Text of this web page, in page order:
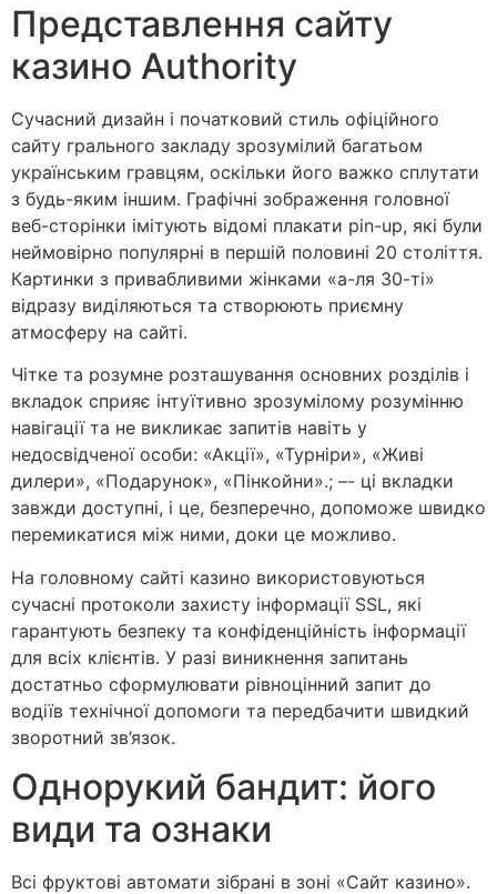
Представлення сайту
казино Authority
Сучасний дизайн і початковий стиль офіційного
сайту грального закладу зрозумілий багатьом
українським гравцям, оскільки його важко сплутати
з будь-яким іншим. Графічні зображення головної
веб-сторінки імітують відомі плакати pin-up, які були
неймовірно популярні в першій половині 20 століття.
Картинки з привабливими жінками «а-ля 30-ті»
відразу виділяються та створюють приємну
атмосферу на сайті.
Чітке та розумне розташування основних розділів і
вкладок сприяє інтуїтивно зрозумілому розумінню
навігації та не викликає запитів навіть у
недосвідченої особи: «Акції», «Турніри», «Живі
дилери», «Подарунок», «Пінкойни».; –- ці вкладки
завжди доступні, і це, безперечно, допоможе швидко
перемикатися між ними, доки це можливо.
На головному сайті казино використовуються
сучасні протоколи захисту інформації SSL, які
гарантують безпеку та конфіденційність інформації
для всіх клієнтів. У разі виникнення запитань
достатньо сформулювати рівноцінний запит до
водіїв технічної допомоги та передбачити швидкий
зворотний зв’язок.
Однорукий бандит: його
види та ознаки
Всі фруктові автомати зібрані в зоні «Сайт казино».